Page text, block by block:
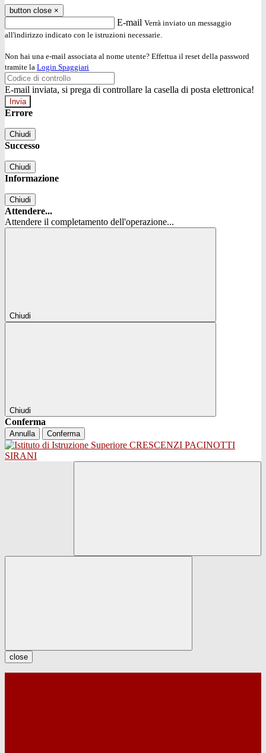
button close ×
E-mail Verrà inviato un messaggio
all'indirizzo indicato con le istruzioni necessarie.
Non hai una e-mail associata al nome utente? Effettua il reset della password
tramite la Login Spaggiari
E-mail inviata, si prega di controllare la casella di posta elettronica!
Errore
Chiudi
Successo
Chiudi
Informazione
Chiudi
Attendere...
Attendere il completamento dell'operazione...
Chiudi
Chiudi
Conferma
Annulla Conferma
close